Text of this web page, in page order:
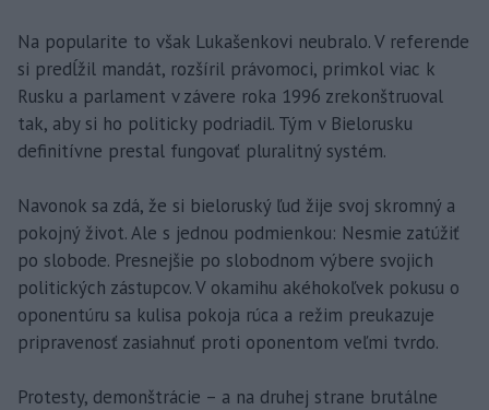
Na popularite to však Lukašenkovi neubralo. V referende
si predĺžil mandát, rozšíril právomoci, primkol viac k
Rusku a parlament v závere roka 1996 zrekonštruoval
tak, aby si ho politicky podriadil. Tým v Bielorusku
definitívne prestal fungovať pluralitný systém.
Navonok sa zdá, že si bieloruský ľud žije svoj skromný a
pokojný život. Ale s jednou podmienkou: Nesmie zatúžiť
po slobode. Presnejšie po slobodnom výbere svojich
politických zástupcov. V okamihu akéhokoľvek pokusu o
oponentúru sa kulisa pokoja rúca a režim preukazuje
pripravenosť zasiahnuť proti oponentom veľmi tvrdo.
Protesty, demonštrácie – a na druhej strane brutálne